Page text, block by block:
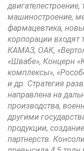
двигателестроение,
машиностроение,
фармацевтика,
корпорации входят
КАМАЗ, ОАК,
«Швабе», Концерн
комплексы»,
и др. Стратегия
направлена на
производства,
другими
продукции,
партнерств.